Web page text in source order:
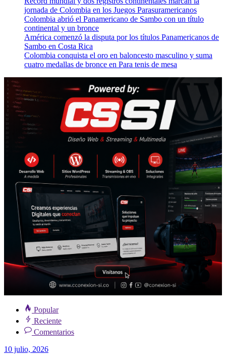
jornada de Colombia en los Juegos Parasuramericanos
Colombia abrió el Panamericano de Sambo con un título
continental y un bronce
América comenzó la disputa por los títulos Panamericanos de
Sambo en Costa Rica
Colombia conquista el oro en baloncesto masculino y suma
cuatro medallas de bronce en Para tenis de mesa
Popular
Reciente
Comentarios
10 julio, 2026